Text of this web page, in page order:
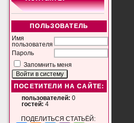
ПОЛЬЗОВАТЕЛЬ
Имя
пользователя
Пароль
Запомнить меня
ПОСЕТИТЕЛИ НА САЙТЕ:
пользователей: 0
гостей: 4
ПОДЕЛИТЬСЯ СТАТЬЁЙ: